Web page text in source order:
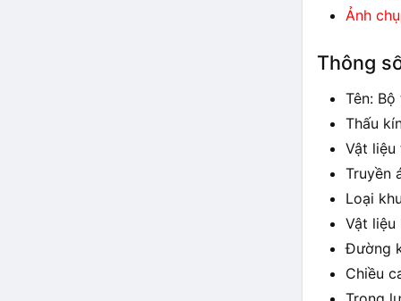
Ảnh
Thông
Tên:
Thấu
Vật liệu
Truyền
Loại
Vật liệu
Đường
Chiều